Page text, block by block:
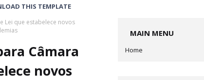
THIS TEMPLATE
Lei que estabelece novos
Câmara
novos
MAIN MENU
Home